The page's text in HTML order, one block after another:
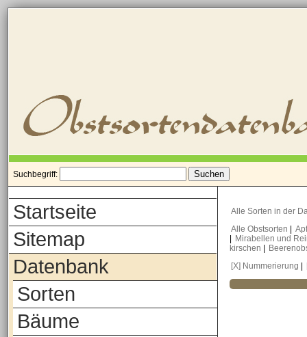
Suchbegriff:
Startseite
Sitemap
Datenbank
Sorten
Bäume
Alle Sorten in der
Alle Obstsorten
Mirabellen und
kirschen
[X] Nummerierung